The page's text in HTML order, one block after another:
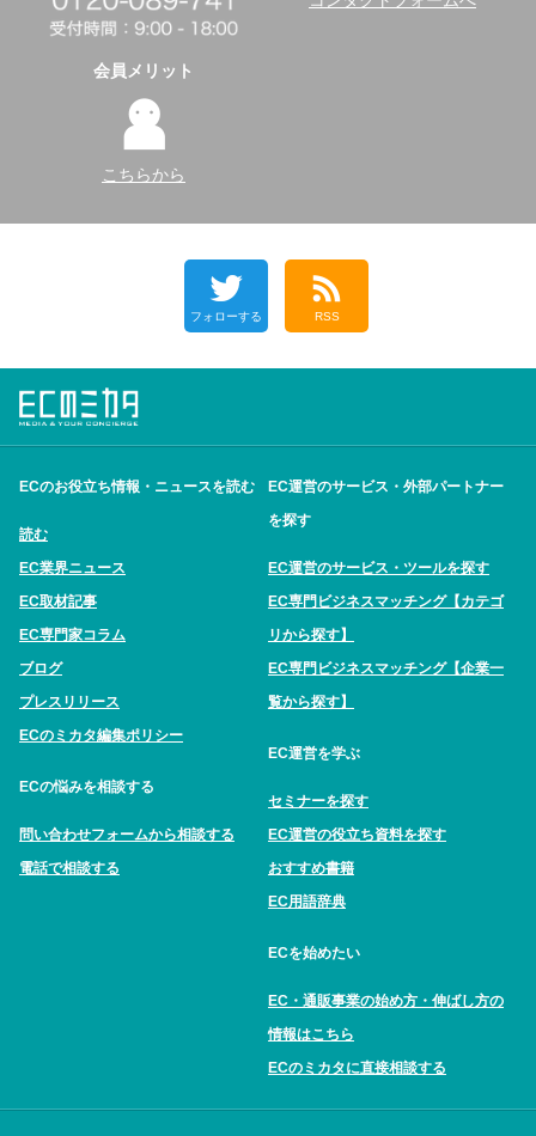
会員メリット
こちらから
フォローする RSS
ECのお役立ち情報・ニュースを読む
読む
EC業界ニュース
EC取材記事
EC専門家コラム
ブログ
プレスリリース
ECのミカタ編集ポリシー
ECの悩みを相談する
問い合わせフォームから相談する
電話で相談する
EC運営のサービス・外部パートナー
を探す
EC運営のサービス・ツールを探す
EC専門ビジネスマッチング【カテゴ
リから探す】
EC専門ビジネスマッチング【企業一
覧から探す】
EC運営を学ぶ
セミナーを探す
EC運営の役立ち資料を探す
おすすめ書籍
EC用語辞典
ECを始めたい
EC・通販事業の始め方・伸ばし方の
情報はこちら
ECのミカタに直接相談する